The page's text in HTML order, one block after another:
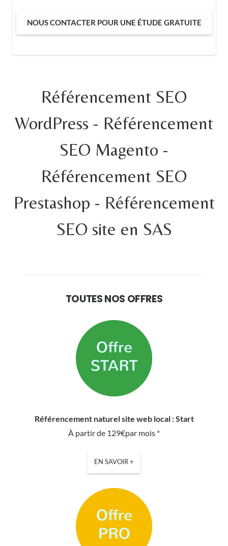
NOUS CONTACTER POUR UNE ÉTUDE GRATUITE
Référencement SEO
WordPress - Référencement
SEO Magento -
Référencement SEO
Prestashop - Référencement
SEO site en SAS
TOUTES NOS OFFRES
Référencement naturel site web local : Start
À partir de 129€par mois *
EN SAVOIR +